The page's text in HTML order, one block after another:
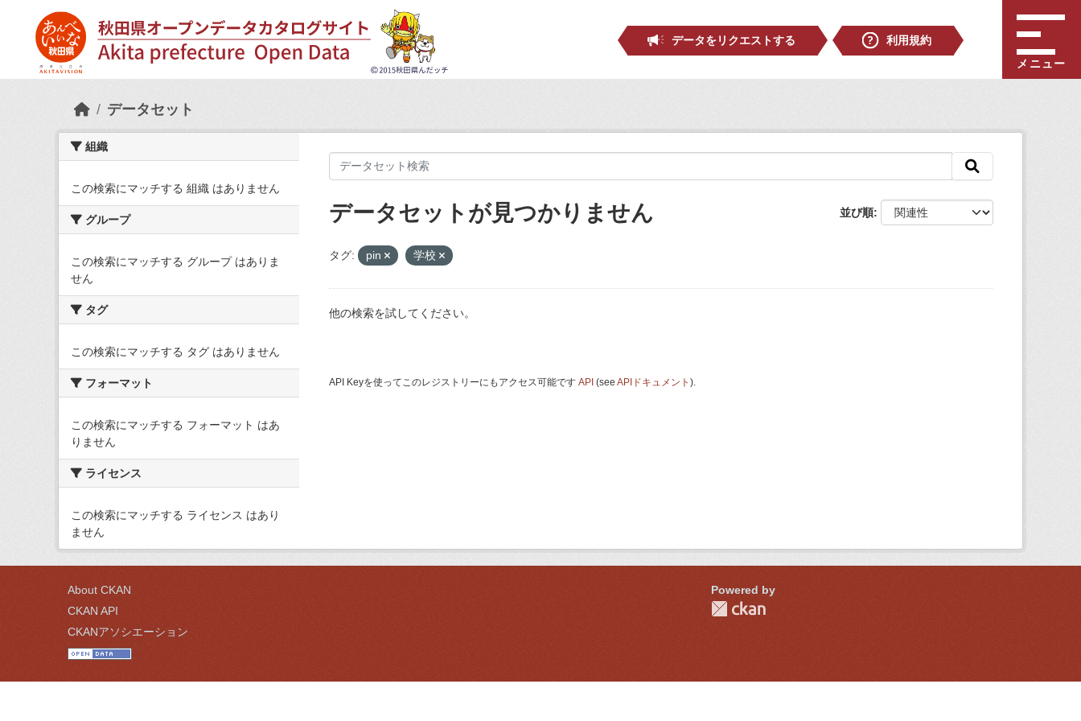
データをリクエストする
利用規約
メニュー
データセット
組織
この検索にマッチする 組織 はありません
グループ
この検索にマッチする グループ はありま
せん
タグ
この検索にマッチする タグ はありません
フォーマット
この検索にマッチする フォーマット はあ
りません
ライセンス
この検索にマッチする ライセンス はあり
ません
並び順
データセットが見つかりません
タグ: pin 学校
他の検索を試してください。
API Keyを使ってこのレジストリーにもアクセス可能です API (see APIドキュメント ).
About CKAN
CKAN API
CKANアソシエーション
Powered by